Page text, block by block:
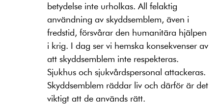
betydelse inte urholkas. All felaktig
användning av skyddsemblem, även i
fredstid, försvårar den humanitära hjälpen
i krig. I dag ser vi hemska konsekvenser av
att skyddsemblem inte respekteras.
Sjukhus och sjukvårdspersonal attackeras.
Skyddsemblem räddar liv och därför är det
viktigt att de används rätt.